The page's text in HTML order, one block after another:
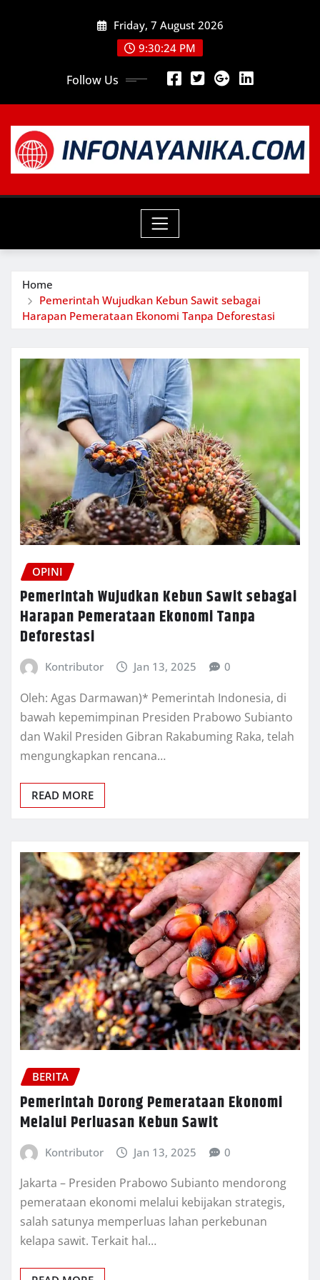
Friday, 7 August 2026
9:30:25 PM
Follow Us
Home
Pemerintah Wujudkan Kebun Sawit sebagai
Harapan Pemerataan Ekonomi Tanpa Deforestasi
OPINI
Pemerintah Wujudkan Kebun Sawit sebagai
Harapan Pemerataan Ekonomi Tanpa
Deforestasi
Kontributor Jan 13, 2025 0
Oleh: Agas Darmawan)* Pemerintah Indonesia, di
bawah kepemimpinan Presiden Prabowo Subianto
dan Wakil Presiden Gibran Rakabuming Raka, telah
mengungkapkan rencana…
READ MORE
BERITA
Pemerintah Dorong Pemerataan Ekonomi
Melalui Perluasan Kebun Sawit
Kontributor Jan 13, 2025 0
Jakarta – Presiden Prabowo Subianto mendorong
pemerataan ekonomi melalui kebijakan strategis,
salah satunya memperluas lahan perkebunan
kelapa sawit. Terkait hal…